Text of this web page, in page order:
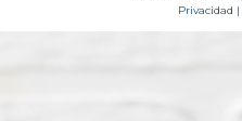
Privacidad |